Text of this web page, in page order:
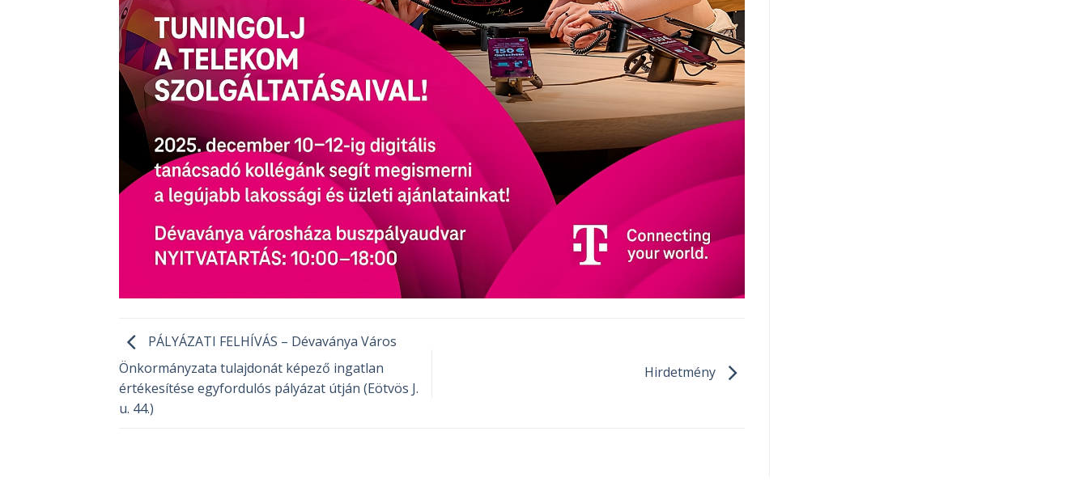
PÁLYÁZATI FELHÍVÁS – Dévaványa Város
Önkormányzata tulajdonát képező ingatlan
értékesítése egyfordulós pályázat útján (Eötvös J.
u. 44.)
Hirdetmény